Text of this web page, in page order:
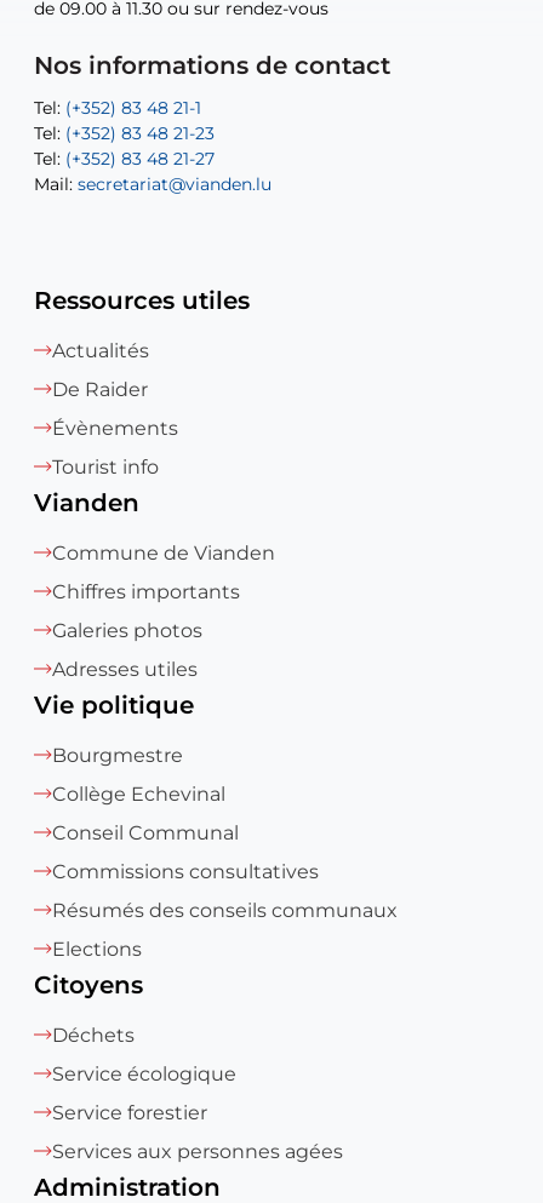
de 09.00 à 11.30 ou sur rendez-vous
Nos informations de contact
Tel: (+352) 83 48 21-1
Tel: (+352) 83 48 21-23
Tel: (+352) 83 48 21-27
Mail: secretariat@vianden.lu
de 09.00 à 11.30 ou sur rendez-vous
Tel: (+352) 83 48 21-20
Tel: (+352) 83 48 21-22
Mail:sofia.carvalho@vianden.lu
Mail: diane.storn@vianden.lu
Mail:recette@vianden.lu
Tel:(+352) 83 48 21-31
Tel:Permanence (Fuite d’eau) : 83 48 21 61
Ressources utiles
Actualités
De Raider
Évènements
Tourist info
Vianden
Commune de Vianden
Chiffres importants
Galeries photos
Adresses utiles
Vie politique
Bourgmestre
Collège Echevinal
Conseil Communal
Commissions consultatives
Résumés des conseils communaux
Elections
Citoyens
Déchets
Service écologique
Service forestier
Services aux personnes agées
Administration